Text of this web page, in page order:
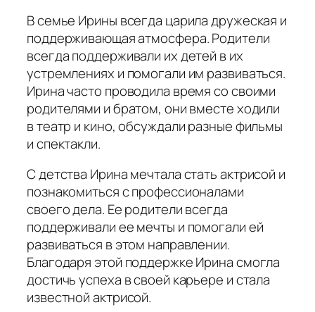
В семье Ирины всегда царила дружеская и
поддерживающая атмосфера. Родители
всегда поддерживали их детей в их
устремлениях и помогали им развиваться.
Ирина часто проводила время со своими
родителями и братом, они вместе ходили
в театр и кино, обсуждали разные фильмы
и спектакли.
С детства Ирина мечтала стать актрисой и
познакомиться с профессионалами
своего дела. Ее родители всегда
поддерживали ее мечты и помогали ей
развиваться в этом направлении.
Благодаря этой поддержке Ирина смогла
достичь успеха в своей карьере и стала
известной актрисой.